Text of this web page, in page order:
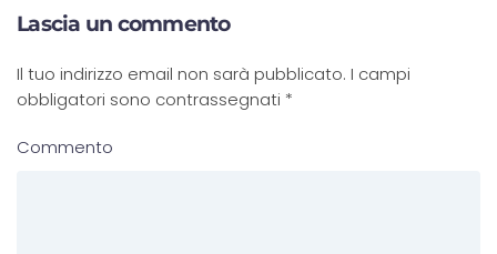
Lascia un commento
Il tuo indirizzo email non sarà pubblicato. I campi
obbligatori sono contrassegnati *
Commento